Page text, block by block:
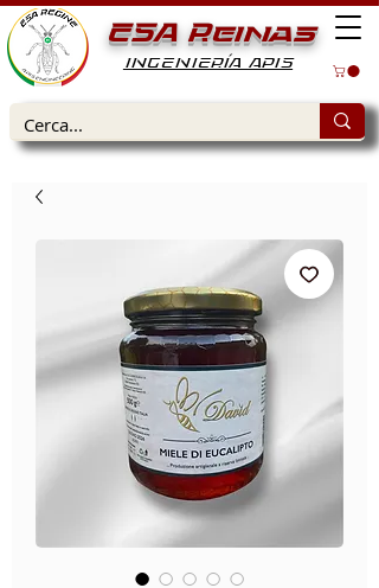
ESA Reinas
INGENIERÍA APIS